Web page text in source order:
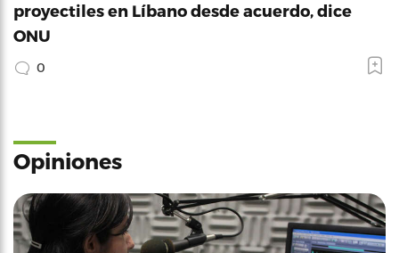
proyectiles en Líbano desde acuerdo, dice
ONU
0
Opiniones